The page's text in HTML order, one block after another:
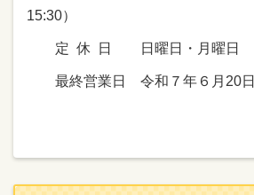
15:30）
定 休 日 日曜日・月曜日
最終営業日 令和７年６月20日